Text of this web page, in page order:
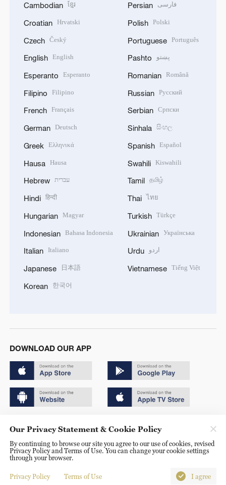
Cambodian ខ្មែរ
Croatian Hrvatski
Czech Český
English English
Esperanto Esperanto
Filipino Filipino
French Français
German Deutsch
Greek Ελληνικά
Hausa Hausa
Hebrew עברית
Hindi हिन्दी
Hungarian Magyar
Indonesian Bahasa Indonesia
Italian Italiano
Japanese 日本語
Korean 한국어
Persian فارسی
Polish Polski
Portuguese Português
Pashto پښتو
Romanian Română
Russian Русский
Serbian Српски
Sinhala සිංහල
Spanish Español
Swahili Kiswahili
Tamil தமிழ்
Thai ไทย
Turkish Türkçe
Ukrainian Українська
Urdu اردو
Vietnamese Tiếng Việt
DOWNLOAD OUR APP
京ICP备20000184号
京公网安备 11010502050052号
Disinformation report hotline: 010-85061466
Our Privacy Statement & Cookie Policy
By continuing to browse our site you agree to our use of cookies, revised
Privacy Policy and Terms of Use. You can change your cookie settings
through your browser.
Privacy Policy Terms of Use I agree